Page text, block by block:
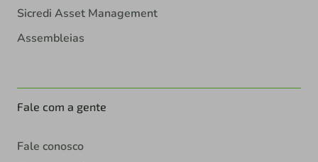
Sicredi Asset Management
Assembleias
Fale com a gente
Fale conosco